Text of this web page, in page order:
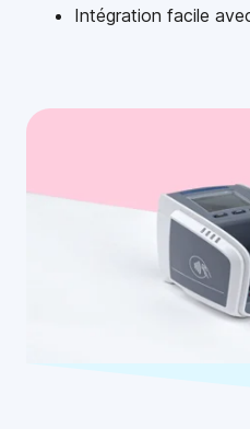
Intégration facile